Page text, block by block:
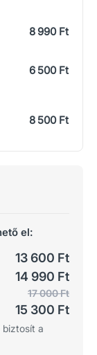
8 990 Ft
6 500 Ft
8 500 Ft
el:
13 600 Ft
14 990 Ft
17 000 Ft
15 300 Ft
a